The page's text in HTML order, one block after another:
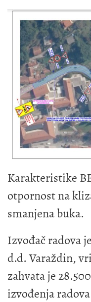
Karakteristike
otpornost na
smanjena buka.
Izvođač radova
d.d. Varaždin,
zahvata je
izvođenja